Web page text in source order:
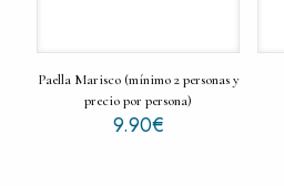
Paella Marisco (mínimo 2 personas y
precio por persona)
9.90€